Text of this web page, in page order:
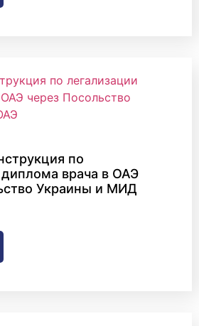
по
врача в ОАЭ
Украины и МИД